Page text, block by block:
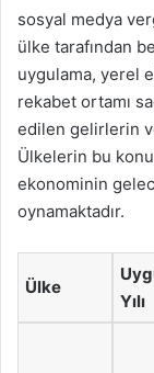
sosyal medya
ülke tarafından
uygulama, yerel
rekabet ortamı
edilen gelirlerin
Ülkelerin bu
ekonominin
oynamaktadır.
Ülke
Yılı